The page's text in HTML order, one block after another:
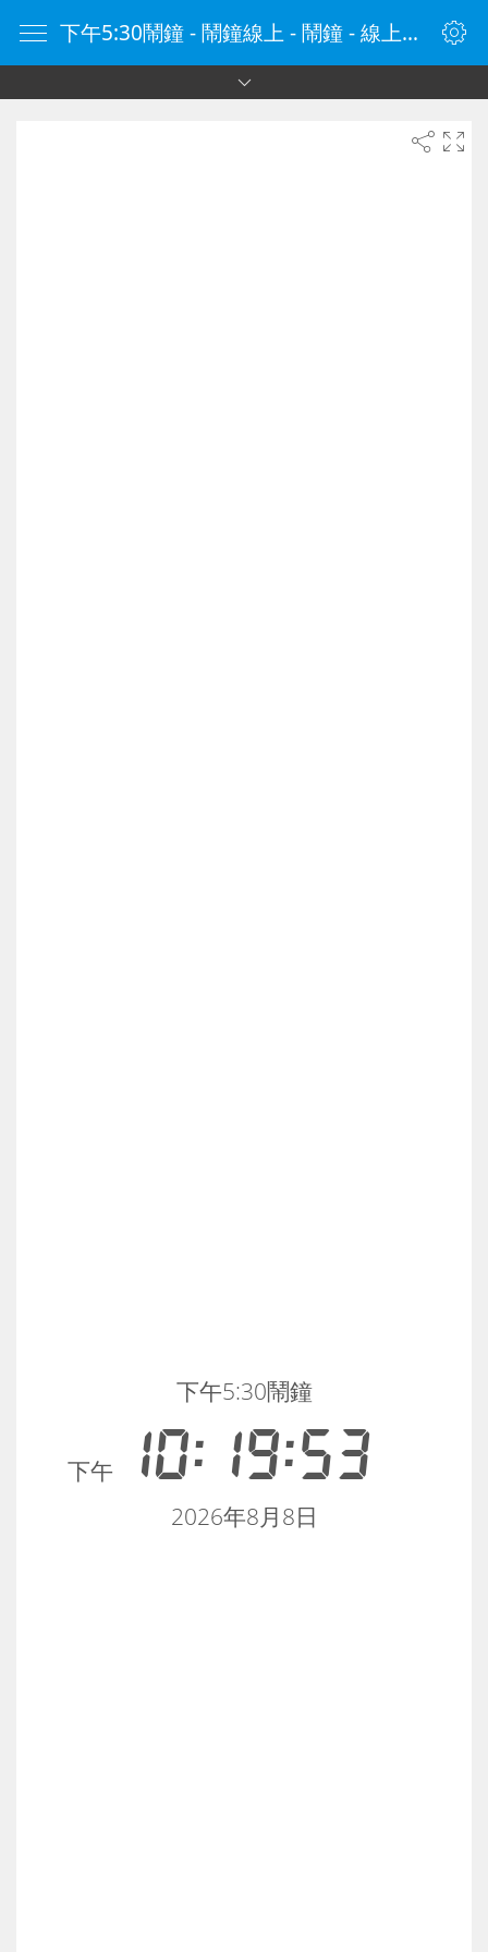
下午5:30鬧鐘 - 鬧鐘線上 - 鬧鐘 - 線上鬧鐘 - 在線鬧鐘 - 鬧鐘在線 - naozhong.tw
下午 10:19:53
下午5:30鬧鐘
2026年8月8日